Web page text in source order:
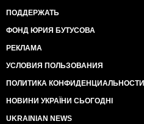
ПОДДЕРЖАТЬ
ФОНД ЮРИЯ БУТУСОВА
РЕКЛАМА
УСЛОВИЯ ПОЛЬЗОВАНИЯ
ПОЛИТИКА КОНФИДЕНЦИАЛЬНОСТИ
НОВИНИ УКРАЇНИ СЬОГОДНІ
UKRAINIAN NEWS